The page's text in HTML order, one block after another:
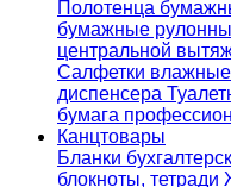
Полотенца
бумажные
центральной
Салфетки влажные
диспенсера
бумага
Канцтовары
Бланки
блокноты, тетради